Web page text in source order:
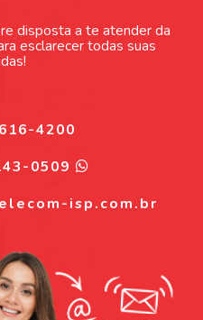
disposta a te atender da
esclarecer todas suas
4200
0509
isp.com.br